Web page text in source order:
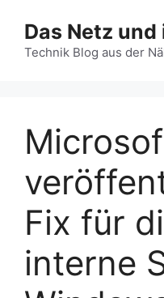
Inhalt
springen
Das Netz und
Technik Blog aus der
Fix für
interne